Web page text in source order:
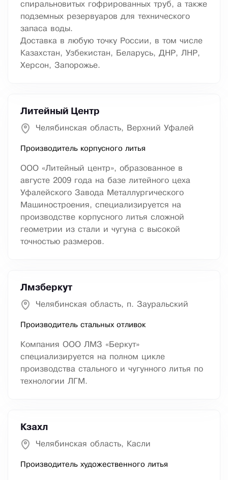
спиральновитых гофрированных труб, а также
подземных резервуаров для технического
запаса воды.
Доставка в любую точку России, в том числе
Казахстан, Узбекистан, Беларусь, ДНР, ЛНР,
Херсон, Запорожье.
Литейный Центр
Челябинская область, Верхний Уфалей
Производитель корпусного литья
ООО «Литейный центр», образованное в
августе 2009 года на базе литейного цеха
Уфалейского Завода Металлургического
Машиностроения, специализируется на
производстве корпусного литья сложной
геометрии из стали и чугуна с высокой
точностью размеров.
Лмзберкут
Челябинская область, п. Зауральский
Производитель стальных отливок
Компания ООО ЛМЗ «Беркут»
специализируется на полном цикле
производства стального и чугунного литья по
технологии ЛГМ.
Кзахл
Челябинская область, Касли
Производитель художественного литья